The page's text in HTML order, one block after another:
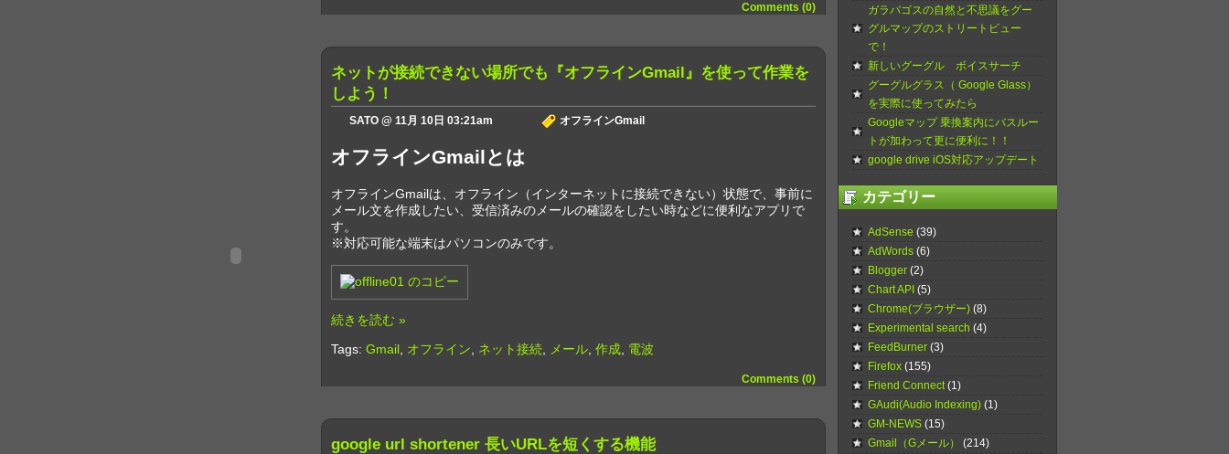
Comments (0)
ネットが接続できない場所でも『オフラインGmail』を使って作業を
しよう！
SATO @ 11月 10日 03:21am オフラインGmail
オフラインGmailとは
オフラインGmailは、オフライン（インターネットに接続できない）状態で、事前に
メール文を作成したい、受信済みのメールの確認をしたい時などに便利なアプリで
す。
※対応可能な端末はパソコンのみです。
続きを読む »
Tags: Gmail オフライン ネット接続 メール 作成 電波
Comments (0)
google url shortener 長いURLを短くする機能
ガラパゴスの自然と不思議をグー
グルマップのストリートビュー
で！
新しいグーグル ボイスサーチ
グーグルグラス（ Google Glass）
を実際に使ってみたら
Googleマップ 乗換案内にバスルー
トが加わって更に便利に！！
google drive iOS対応アップデート
カテゴリー
AdSense (39)
AdWords (6)
Blogger (2)
Chart API (5)
Chrome(ブラウザー) (8)
Experimental search (4)
FeedBurner (3)
Firefox (155)
Friend Connect(1)
GAudi(Audio Indexing) (1)
GM-NEWS (15)
Gmail（Gメール）
(214)